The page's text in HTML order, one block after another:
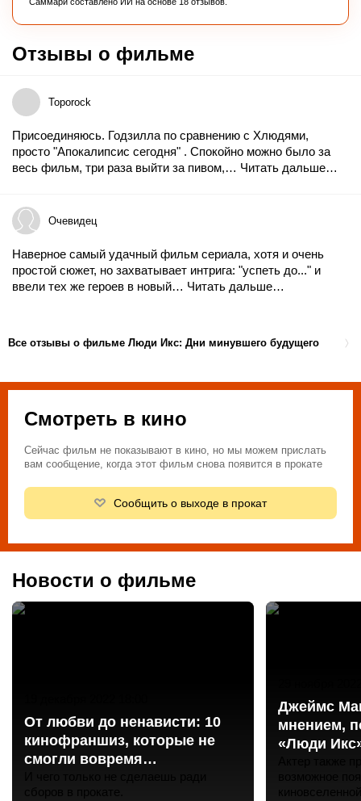
Отзывы о фильме
Toporock
Присоединяюсь. Годзилла по сравнению с Хлюдями,
просто "Апокалипсис сегодня" . Спокойно можно было за
весь фильм, три раза выйти за пивом,… Читать дальше…
Очевидец
Наверное самый удачный фильм сериала, хотя и очень
простой сюжет, но захватывает интрига: "успеть до..." и
ввели тех же героев в новый… Читать дальше…
Все отзывы о фильме Люди Икс: Дни минувшего будущего
Смотреть в кино
Сейчас фильм не показывают в кино, но мы можем прислать
вам сообщение, когда этот фильм снова появится в прокате
Сообщить о выходе в прокат
Новости о фильме
От любви до ненависти: 10
кинофраншиз, которые не
смогли вовремя
Джеймс
мнением,
«Люди